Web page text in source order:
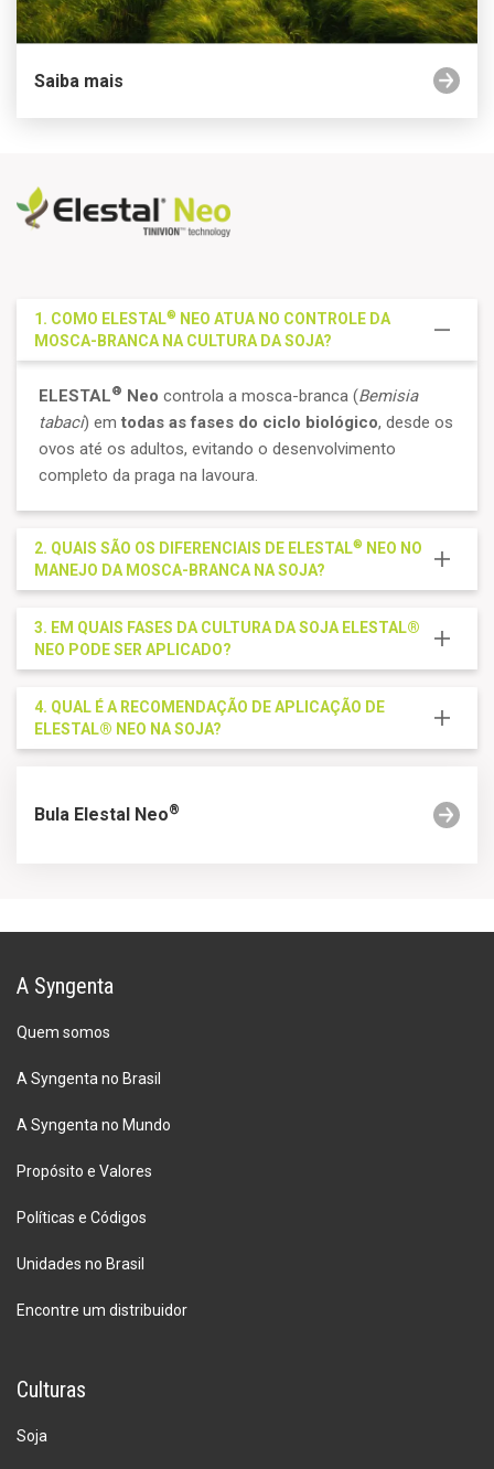
Saiba mais
1. COMO ELESTAL® NEO ATUA NO CONTROLE DA
MOSCA-BRANCA NA CULTURA DA SOJA?
ELESTAL® Neo controla a mosca-branca (Bemisia
tabaci) em todas as fases do ciclo biológico, desde os
ovos até os adultos, evitando o desenvolvimento
completo da praga na lavoura​.
2. QUAIS SÃO OS DIFERENCIAIS DE ELESTAL® NEO NO
MANEJO DA MOSCA-BRANCA NA SOJA?
3. EM QUAIS FASES DA CULTURA DA SOJA ELESTAL®
NEO PODE SER APLICADO?
4. QUAL É A RECOMENDAÇÃO DE APLICAÇÃO DE
ELESTAL® NEO NA SOJA?
Bula Elestal Neo®
A Syngenta
Quem somos
A Syngenta no Brasil
A Syngenta no Mundo
Propósito e Valores
Políticas e Códigos
Unidades no Brasil
Encontre um distribuidor
Culturas
Soja